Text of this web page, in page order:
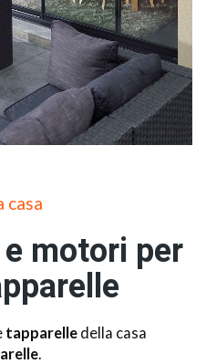
casa
motori per
tapparelle della casa
.